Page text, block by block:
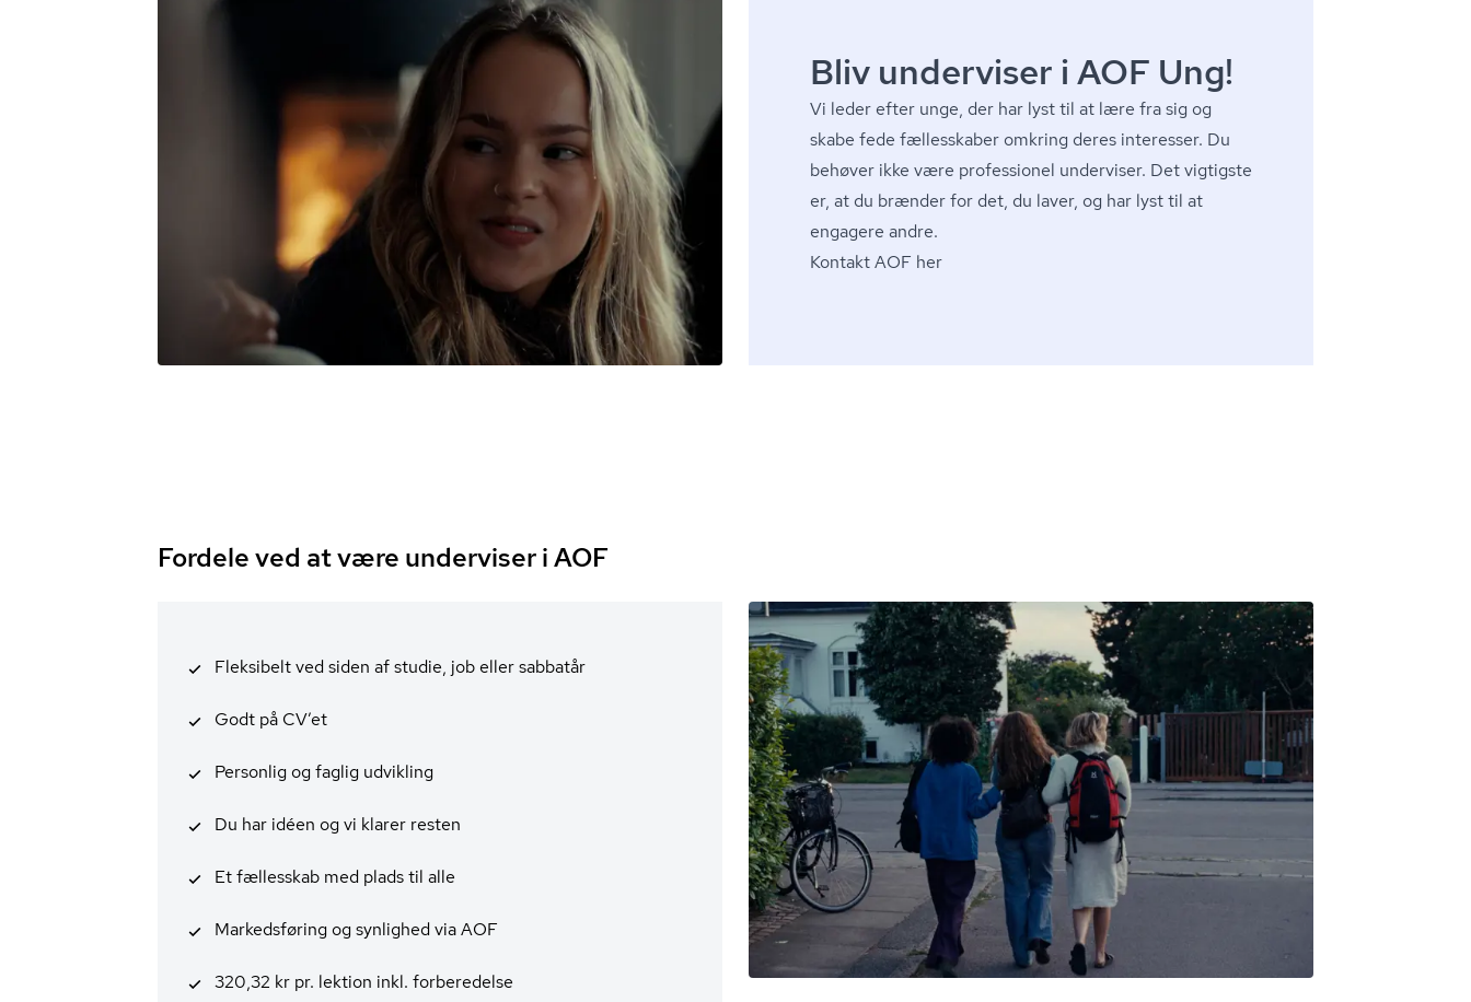
Bliv underviser i AOF Ung!
Vi leder efter unge, der har lyst til at lære fra sig og
skabe fede fællesskaber omkring deres interesser. Du
behøver ikke være professionel underviser. Det vigtigste
er, at du brænder for det, du laver, og har lyst til at
engagere andre.
Kontakt AOF her
Fordele ved at være underviser i AOF
Fleksibelt ved siden af studie, job eller sabbatår
Godt på CV’et
Personlig og faglig udvikling
Du har idéen og vi klarer resten
Et fællesskab med plads til alle
Markedsføring og synlighed via AOF
320,32 kr pr. lektion inkl. forberedelse